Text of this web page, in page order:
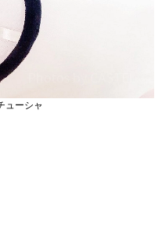
ューシャ